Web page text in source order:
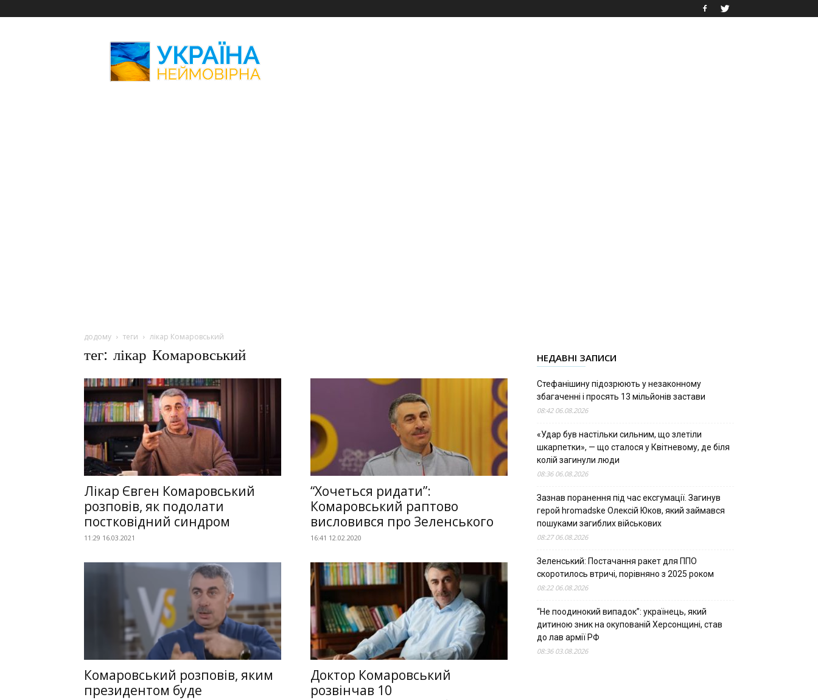
Неймовірна
додому теги лікар Комаровський
тег: лікар Комаровський
Лікар Євген Комаровський
розповів, як подолати
постковідний синдром
11:29 16.03.2021
“Хочеться ридати”:
Комаровський раптово
висловився про Зеленського
16:41 12.02.2020
Комаровський розповів, яким
президентом буде
Доктор Комаровський
розвінчав 10
НЕДАВНІ ЗАПИСИ
Стефанішину підозрюють у незаконному
збагаченні і просять 13 мільйонів застави
08:42 06.08.2026
«Удар був настільки сильним, що злетіли
шкарпетки», — що сталося у Квітневому, де біля
колій загинули люди
08:36 06.08.2026
Зазнав поранення під час ексгумації. Загинув
герой hromadske Олексій Юков, який займався
пошуками загиблих військових
08:27 06.08.2026
Зеленський: Постачання ракет для ППО
скоротилось втричі, порівняно з 2025 роком
08:22 06.08.2026
“Не поодинокий випадок”: українець, який
дитиною зник на окупованій Херсонщині, став
до лав армії РФ
08:36 03.08.2026